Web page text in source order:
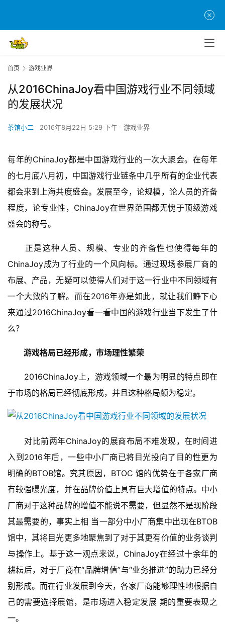
首页 游戏业界
从2016ChinaJoy看中国游戏行业不同领域
的发展状况
茶馆小二 2016年8月22日 5:29 下午 游戏业界
每年的ChinaJoy都是中国游戏行业的一次大聚会。在每年
的七月底八月初，中国游戏行业链条中几乎所有的企业代表
都会来到上海共度盛会。发展至今，论规模，论人员的齐备
程度，论专业性，ChinaJoy在世界范围都无愧于顶级游戏
盛会的称号。
正是这种人员、规模、专业的齐备性也使得每年的
ChinaJoy成为了行业的一个风向标。通过现场参展厂商的
布展、产品，无疑可以使得人们对于这一行业中不同领域有
一个大致的了解。而在2016年亦是如此，就让我们静下心
来通过2016ChinaJoy看一看中国的游戏行业当下发生了什
么？
游戏格局已经形成，市场理性繁荣
2016ChinaJoy上，游戏领域一个最为明显的特点即在
于市场的格局已经彻底形成，并且这种格局颇为稳定。
对比前两年ChinaJoy的展商布局不难发现，在时间进
入到2016年后，一些中小厂商已将目光投向了目的性更为
明确的BTOB馆。究其原因，BTOC 馆的优势在于各家厂商
有较强曝光度，并在品牌价值上具有巨大增值的特点。中小
厂商对于这种品牌的增值不能说不需要，但显然不是现阶段
其最需要的，事实上相 当一部分中小厂商集中出现在BTOB
馆中，其将目光更多地聚焦到了对于其更有价值的业务谈判
与操作上。基于这一观点来说，ChinaJoy在经过十余年的
耕耘后，对于厂商在“品牌增值”与“业务推进”的助力已经分
别形成。而在行业发展到今天，各家厂商能够理性地根据自
己的需要选择展馆，是市场进入稳定发展 期的重要表现之
一。